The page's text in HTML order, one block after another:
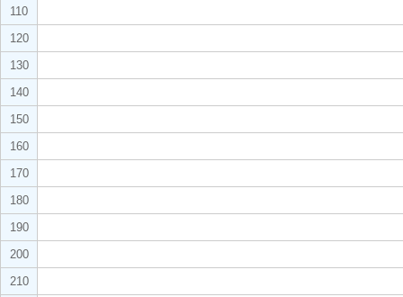
110
120
130
140
150
160
170
180
190
200
210